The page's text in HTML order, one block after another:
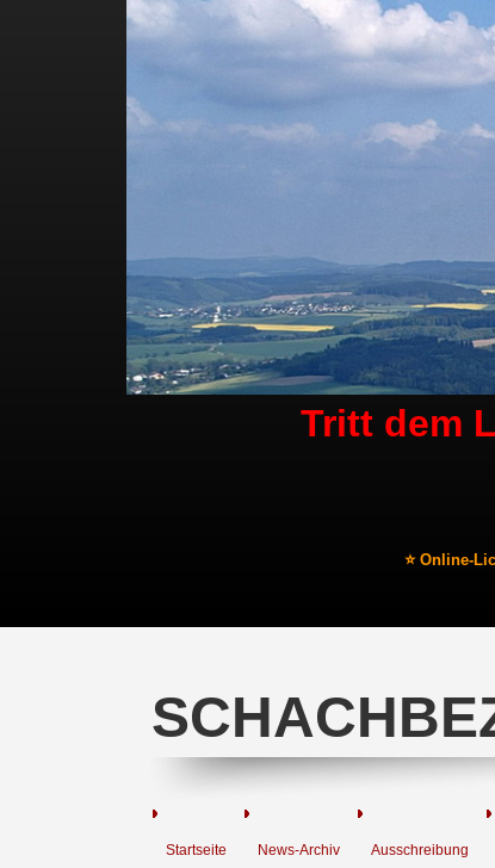
Tritt dem
⭐ Online-
Startseite News-Archiv Ausschreibung